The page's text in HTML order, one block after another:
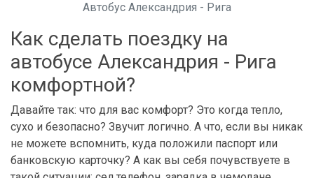
Автобус Александрия - Рига
Как сделать поездку на
автобусе Александрия - Рига
комфортной?
Давайте так: что для вас комфорт? Это когда тепло,
сухо и безопасно? Звучит логично. А что, если вы никак
не можете вспомнить, куда положили паспорт или
банковскую карточку? А как вы себя почувствуете в